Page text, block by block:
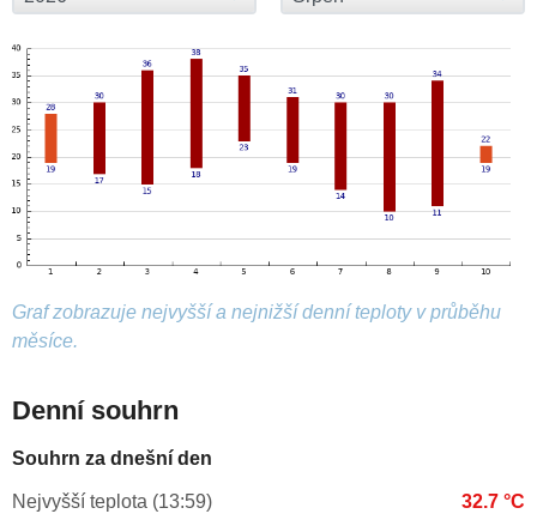
Graf zobrazuje nejvyšší a nejnižší denní teploty v průběhu
měsíce.
Denní souhrn
Souhrn za dnešní den
Nejvyšší teplota (13:59) 32.7 °C